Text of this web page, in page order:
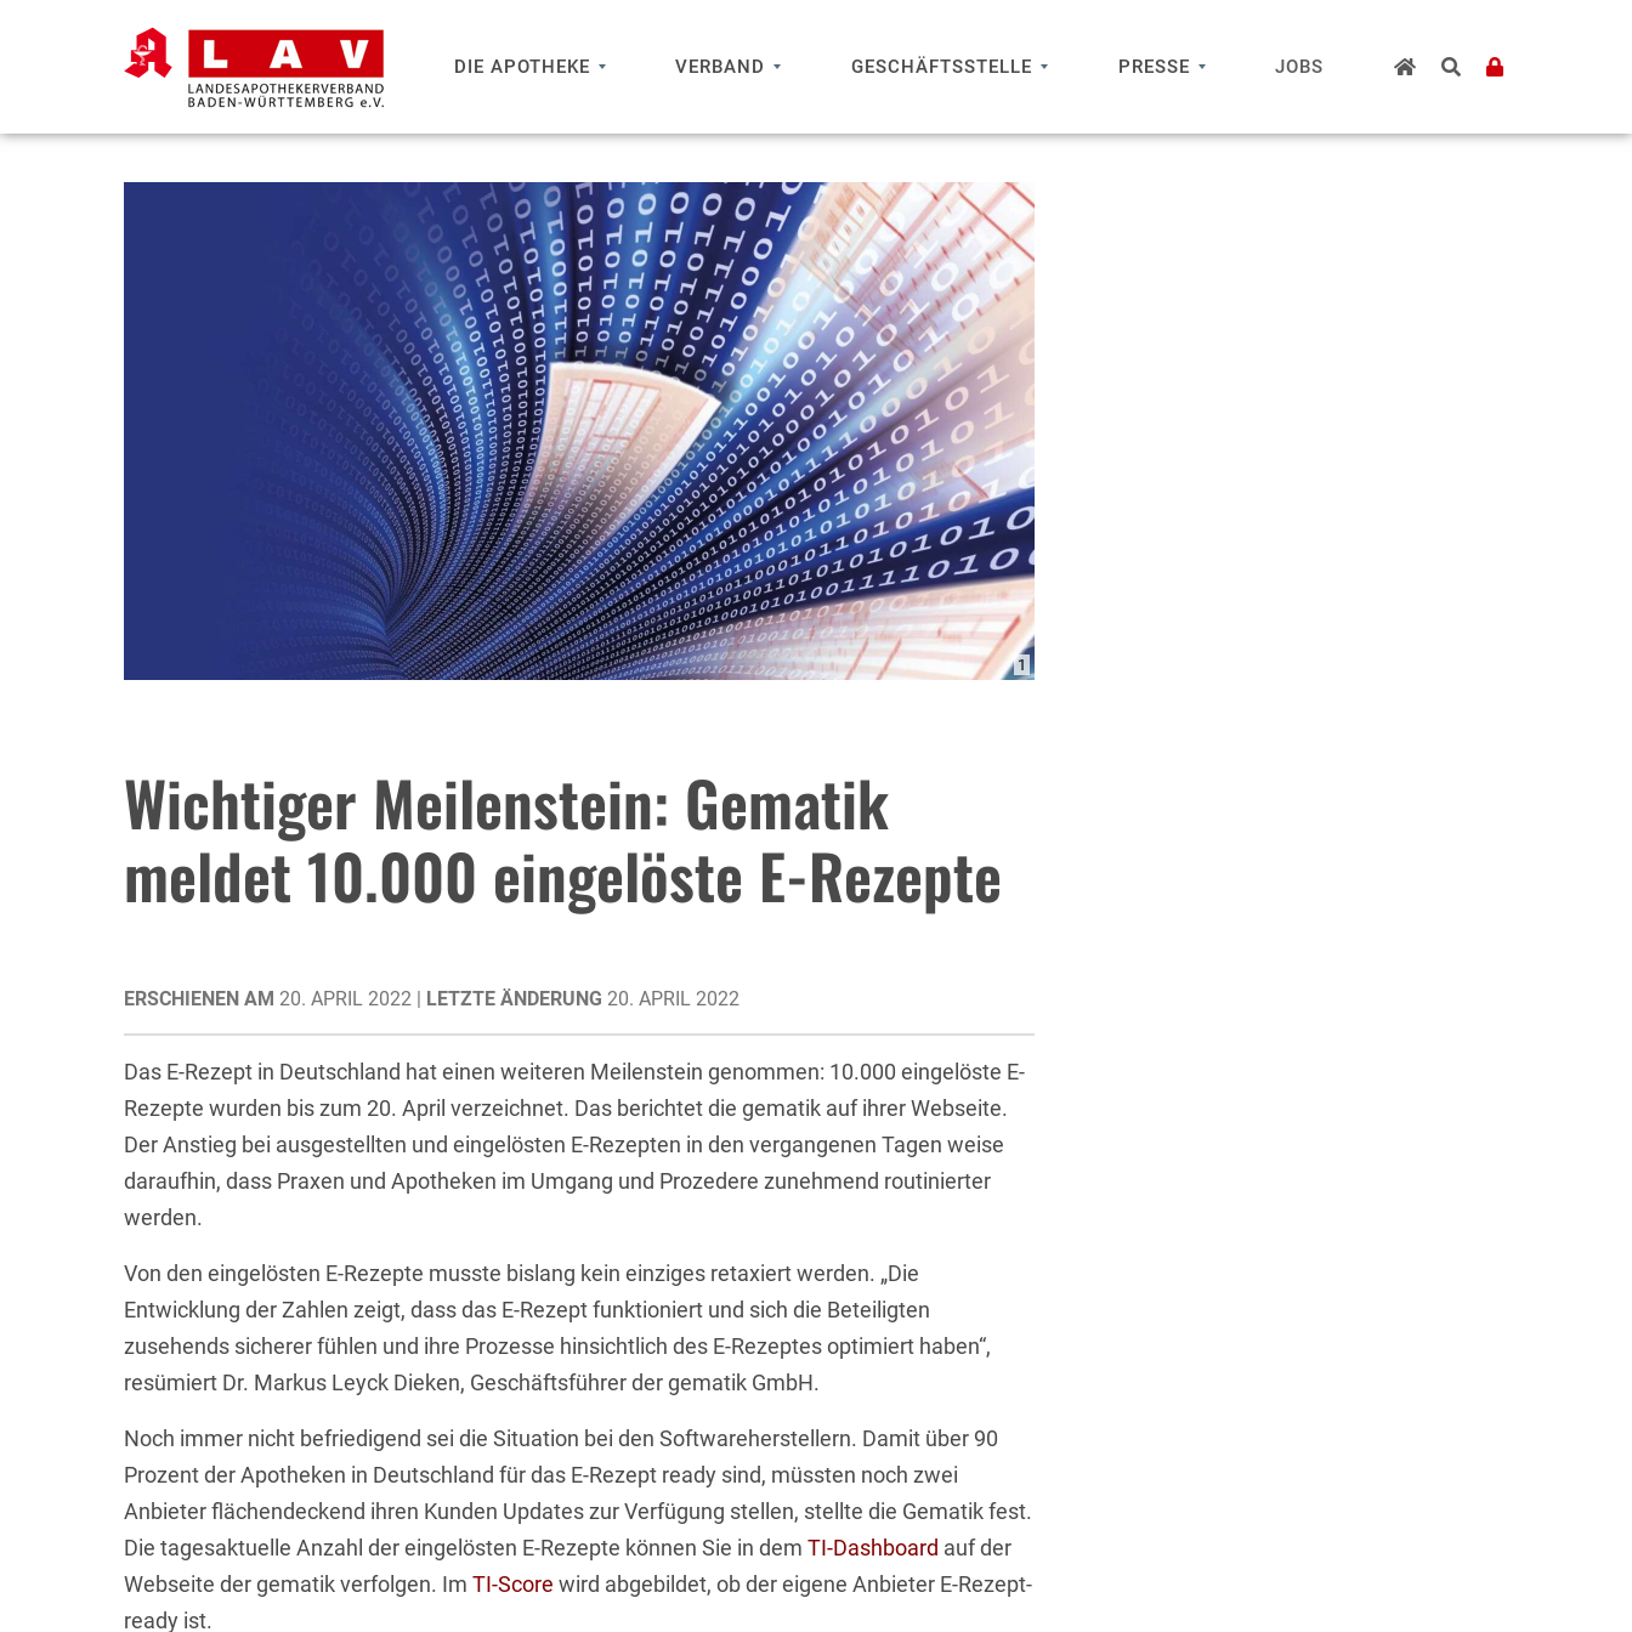
DIE APOTHEKE VERBAND GESCHÄFTSSTELLE PRESSE JOBS
1
Wichtiger Meilenstein: Gematik
meldet 10.000 eingelöste E-Rezepte
ERSCHIENEN AM 20. APRIL 2022 | LETZTE ÄNDERUNG 20. APRIL 2022
Das E-Rezept in Deutschland hat einen weiteren Meilenstein genommen: 10.000 eingelöste E-
Rezepte wurden bis zum 20. April verzeichnet. Das berichtet die gematik auf ihrer Webseite.
Der Anstieg bei ausgestellten und eingelösten E-Rezepten in den vergangenen Tagen weise
daraufhin, dass Praxen und Apotheken im Umgang und Prozedere zunehmend routinierter
werden.
Von den eingelösten E-Rezepte musste bislang kein einziges retaxiert werden. „Die
Entwicklung der Zahlen zeigt, dass das E-Rezept funktioniert und sich die Beteiligten
zusehends sicherer fühlen und ihre Prozesse hinsichtlich des E-Rezeptes optimiert haben“,
resümiert Dr. Markus Leyck Dieken, Geschäftsführer der gematik GmbH.
Noch immer nicht befriedigend sei die Situation bei den Softwareherstellern. Damit über 90
Prozent der Apotheken in Deutschland für das E-Rezept ready sind, müssten noch zwei
Anbieter flächendeckend ihren Kunden Updates zur Verfügung stellen, stellte die Gematik fest.
Die tagesaktuelle Anzahl der eingelösten E-Rezepte können Sie in dem TI-Dashboard auf der
Webseite der gematik verfolgen. Im TI-Score wird abgebildet, ob der eigene Anbieter E-Rezept-
ready ist.